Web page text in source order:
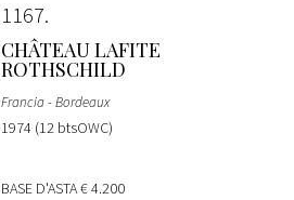
1167
CHÂTEAU LAFITE
ROTHSCHILD
Francia - Bordeaux
1974 (12 btsOWC)
BASE D'ASTA€ 4.200